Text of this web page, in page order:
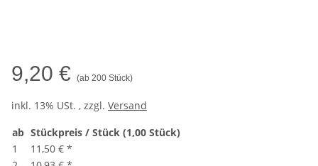
9,20 € (ab 200 Stück)
inkl. 13% USt. , zzgl. Versand
ab Stückpreis / Stück (1,00 Stück)
1
11,50 € *